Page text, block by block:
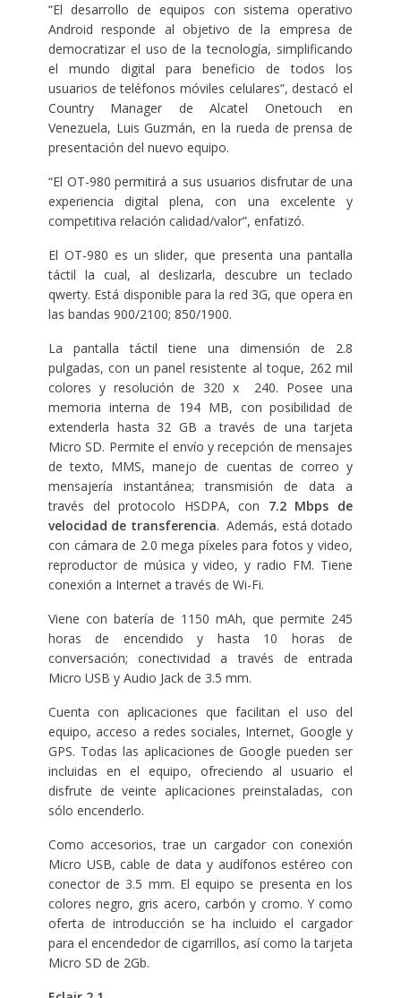
“El desarrollo de equipos con sistema operativo
Android responde al objetivo de la empresa de
democratizar el uso de la tecnología, simplificando
el mundo digital para beneficio de todos los
usuarios de teléfonos móviles celulares”, destacó el
Country Manager de Alcatel Onetouch en
Venezuela, Luis Guzmán, en la rueda de prensa de
presentación del nuevo equipo.
“El OT-980 permitirá a sus usuarios disfrutar de una
experiencia digital plena, con una excelente y
competitiva relación calidad/valor”, enfatizó.
El OT-980 es un slider, que presenta una pantalla
táctil la cual, al deslizarla, descubre un teclado
qwerty. Está disponible para la red 3G, que opera en
las bandas 900/2100; 850/1900.
La pantalla táctil tiene una dimensión de 2.8
pulgadas, con un panel resistente al toque, 262 mil
colores y resolución de 320 x 240. Posee una
memoria interna de 194 MB, con posibilidad de
extenderla hasta 32 GB a través de una tarjeta
Micro SD. Permite el envío y recepción de mensajes
de texto, MMS, manejo de cuentas de correo y
mensajería instantánea; transmisión de data a
través del protocolo
HSDPA, con 7.2 Mbps de
velocidad de transferencia. Además, está dotado
con cámara de 2.0 mega píxeles para fotos y video,
reproductor de música y video, y radio FM. Tiene
conexión a Internet a través de Wi-Fi.
Viene con batería de 1150 mAh, que permite 245
horas de encendido y hasta 10 horas de
conversación; conectividad a través de entrada
Micro USB y Audio Jack de 3.5 mm.
Cuenta con aplicaciones que facilitan el uso del
equipo, acceso a redes sociales, Internet, Google y
GPS. Todas las aplicaciones de Google pueden ser
incluidas en el equipo, ofreciendo al usuario el
disfrute de veinte aplicaciones preinstaladas, con
sólo encenderlo.
Como accesorios, trae un cargador con conexión
Micro USB, cable de data y audífonos estéreo con
conector de 3.5 mm. El equipo se presenta en los
colores negro, gris acero, carbón y cromo. Y como
oferta de introducción se ha incluido el cargador
para el encendedor de cigarrillos, así como la tarjeta
Micro SD de 2Gb.